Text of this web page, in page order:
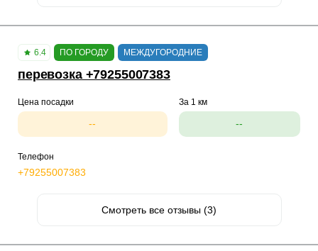
6.4 ПО ГОРОДУ МЕЖДУГОРОДНИЕ
перевозка +79255007383
Цена посадки
--
За 1 км
--
Телефон
+79255007383
Смотреть все отзывы (3)